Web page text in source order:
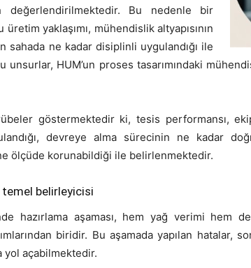
değerlendirilmektedir. Bu nedenle bir
üretim yaklaşımı, mühendislik altyapısının
sahada ne kadar disiplinli uygulandığı ile
HUM’un proses tasarımındaki
göstermektedir ki, tesis performansı,
devreye alma sürecinin ne kadar
ne ölçüde korunabildiği ile belirlenmektedir.
temel belirleyicisi
hazırlama aşaması, hem yağ verimi hem
biridir. Bu aşamada yapılan hatalar,
yol açabilmektedir.